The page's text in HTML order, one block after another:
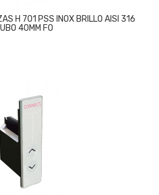
H 701 PSS INOX BRILLO AISI 316
40MM FO